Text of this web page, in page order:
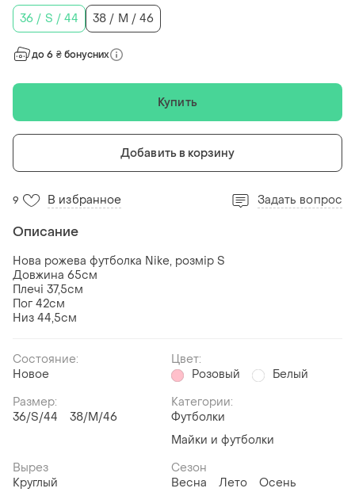
36 / S / 44
38 / M / 46
до 6 ₴ бонусних
Купить
Добавить в корзину
9 В избранное Задать вопрос
Описание
Нова рожева футболка Nike, розмір S
Довжина 65см
Плечі 37,5см
Пог 42см
Низ 44,5см
Состояние:
Новое
Цвет:
Розовый
Белый
Размер:
36/S/44
38/M/46
Категории:
Футболки
Майки и футболки
Вырез
Круглый
Сезон
Весна
Лето
Осень